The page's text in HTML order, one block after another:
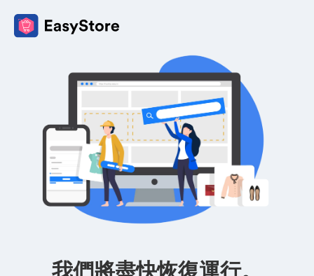
我們將盡快恢復運行。